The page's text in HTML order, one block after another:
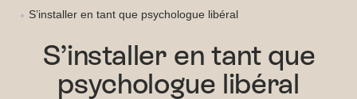
S’installer en tant que psychologue libéral
S’installer en tant que
psychologue libéral